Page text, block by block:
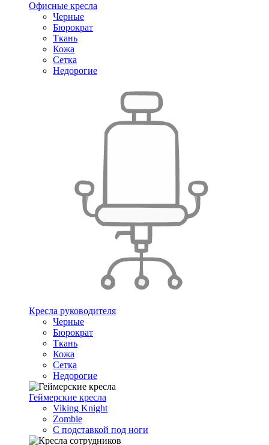
Офисные кресла
Черные
Бюрократ
Ткань
Кожа
Сетка
Недорогие
Кресла руководителя
Черные
Бюрократ
Ткань
Кожа
Сетка
Недорогие
Геймерские кресла
Viking Knight
Zombie
С подставкой под ноги